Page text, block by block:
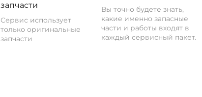
запчасти
Сервис использует
только оригинальные
запчасти
Вы точно будете знать,
какие именно запасные
части и работы входят в
каждый сервисный пакет.